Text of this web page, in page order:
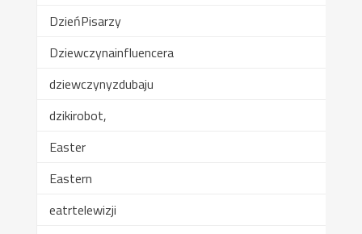
DzieńPisarzy
Dziewczynainfluencera
dziewczynyzdubaju
dzikirobot,
Easter
Eastern
eatrtelewizji